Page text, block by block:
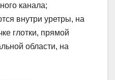
канала;
внутри уретры, на
глотки, прямой
области, на